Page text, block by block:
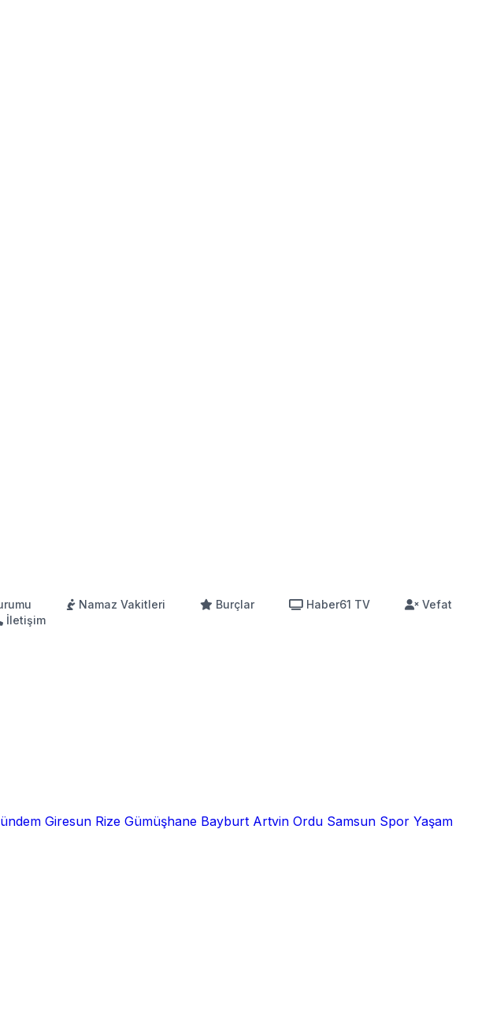
Namaz Vakitleri Burçlar Haber61 TV
Vefat
İletişim
Giresun Rize Gümüşhane Bayburt Artvin Ordu Samsun Spor Yaşam